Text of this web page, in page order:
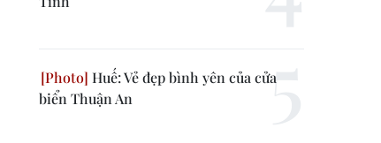
Huế: Vẻ đẹp bình yên của cửa
biển Thuận An